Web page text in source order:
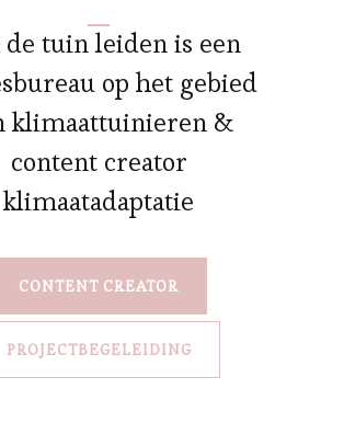
de tuin leiden is een
op het gebied
klimaattuinieren &
content creator
klimaatadaptatie
CONTENT CREATOR
PROJECTBEGELEIDING